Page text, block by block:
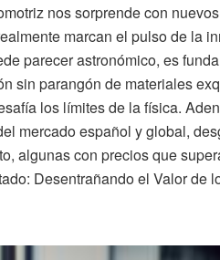
nos sorprende con
marcan el pulso de la
parecer astronómico, es
sin parangón de materiales
los límites de la física.
mercado español y global,
algunas con precios que
Desentrañando el Valor de